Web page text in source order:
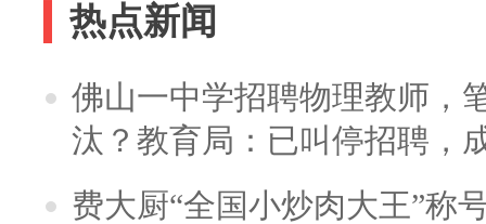
热点新闻
佛山一中学招聘物理教师，
汰？教育局：已叫停招聘，
费大厨“全国小炒肉大王”称